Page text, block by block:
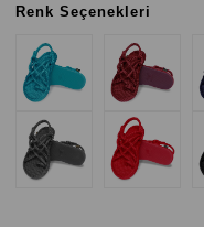
Renk Seçenekleri